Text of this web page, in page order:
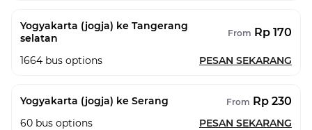
Yogyakarta (jogja) ke Tangerang
selatan
From Rp 170
1664 bus options PESAN SEKARANG
Yogyakarta (jogja) ke Serang From Rp 230
60 bus options PESAN SEKARANG